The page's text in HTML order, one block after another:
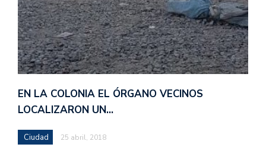
EN LA COLONIA EL ÓRGANO VECINOS
LOCALIZARON UN…
Ciudad 25 abril, 2018